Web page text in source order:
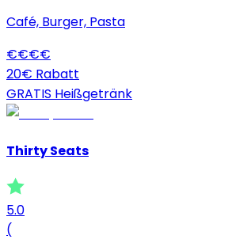
Café, Burger, Pasta
€€€€
20€ Rabatt
GRATIS Heißgetränk
Thirty Seats
5.0
(